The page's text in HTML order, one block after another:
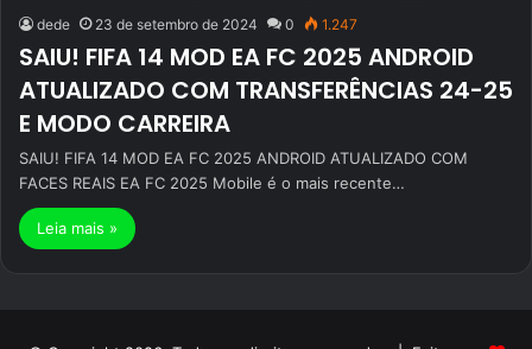
dede 23 de setembro de 2024 0 1.247
SAIU! FIFA 14 MOD EA FC 2025 ANDROID
ATUALIZADO COM TRANSFERÊNCIAS 24-25
E MODO CARREIRA
SAIU! FIFA 14 MOD EA FC 2025 ANDROID ATUALIZADO COM
FACES REAIS EA FC 2025 Mobile é o mais recente…
Leia mais »